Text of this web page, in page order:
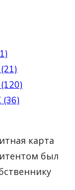
(36)
карта
был